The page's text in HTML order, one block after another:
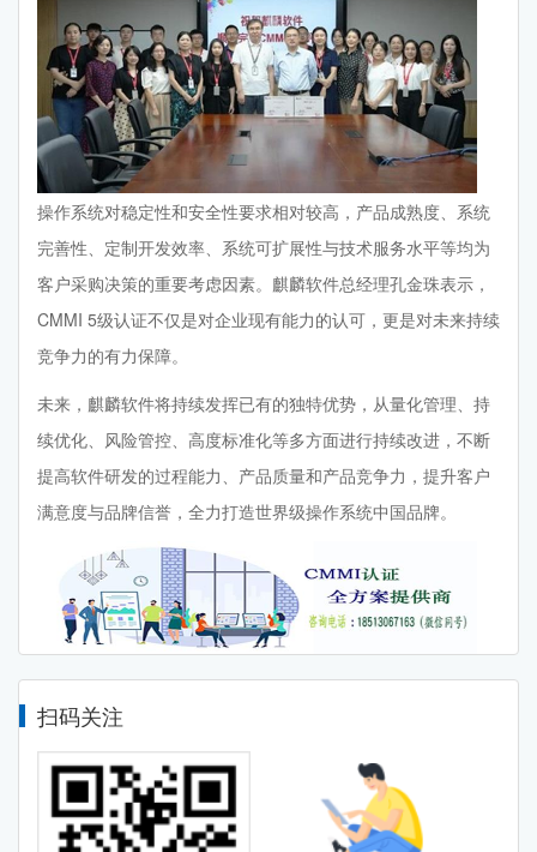
操作系统对稳定性和安全性要求相对较高，产品成熟度、系统
完善性、定制开发效率、系统可扩展性与技术服务水平等均为
客户采购决策的重要考虑因素。麒麟软件总经理孔金珠表示，
CMMI 5级认证不仅是对企业现有能力的认可，更是对未来持续
竞争力的有力保障。
未来，麒麟软件将持续发挥已有的独特优势，从量化管理、持
续优化、风险管控、高度标准化等多方面进行持续改进，不断
提高软件研发的过程能力、产品质量和产品竞争力，提升客户
满意度与品牌信誉，全力打造世界级操作系统中国品牌。
扫码关注